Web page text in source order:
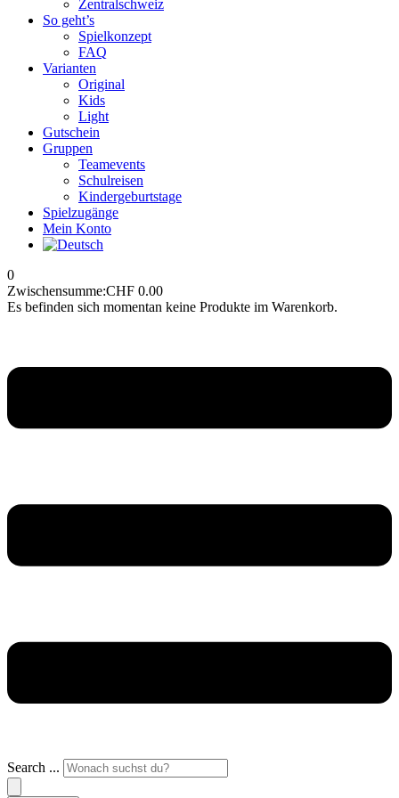
Zentralschweiz
So geht’s
Spielkonzept
FAQ
Varianten
Original
Kids
Light
Gutschein
Gruppen
Teamevents
Schulreisen
Kindergeburtstage
Spielzugänge
Mein Konto
0
Zwischensumme:CHF 0.00
Es befinden sich momentan keine Produkte im Warenkorb.
Search ...